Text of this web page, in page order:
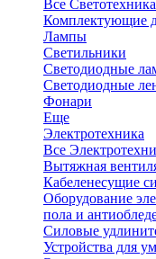
Все Светотехника
Комплектующие
Лампы
Светильники
Светодиодные
Светодиодные
Фонари
Еще
Электротехника
Все
Вытяжная
Кабеленесущие
Оборудование
пола и
Силовые
Устройства для